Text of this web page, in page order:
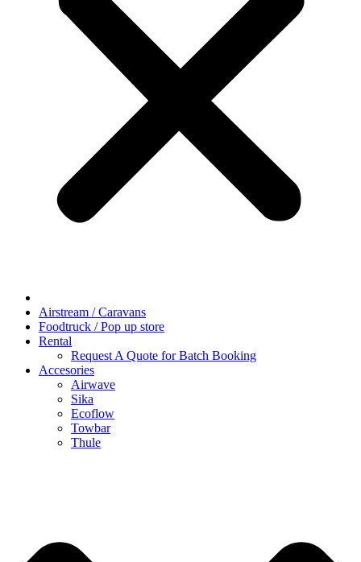
Airstream / Caravans
Foodtruck / Pop up store
Rental
Request A Quote for Batch Booking
Accesories
Airwave
Sika
Ecoflow
Towbar
Thule